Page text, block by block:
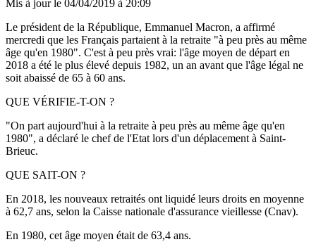
Mis à jour le 04/04/2019 à 20:09
Le président de la République, Emmanuel Macron, a affirmé
mercredi que les Français partaient à la retraite "à peu près au même
âge qu'en 1980". C'est à peu près vrai: l'âge moyen de départ en
2018 a été le plus élevé depuis 1982, un an avant que l'âge légal ne
soit abaissé de 65 à 60 ans.
QUE VÉRIFIE-T-ON ?
"On part aujourd'hui à la retraite à peu près au même âge qu'en
1980", a déclaré le chef de l'Etat lors d'un déplacement à Saint-
Brieuc.
QUE SAIT-ON ?
En 2018, les nouveaux retraités ont liquidé leurs droits en moyenne
à 62,7 ans, selon la Caisse nationale d'assurance vieillesse (Cnav).
En 1980, cet âge moyen était de 63,4 ans.